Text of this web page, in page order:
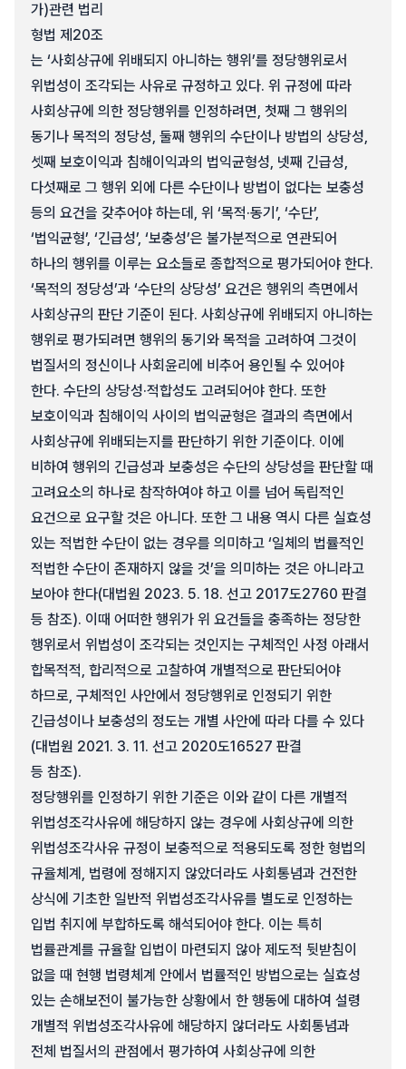
가)관련 법리
형법 제20조
는 ‘사회상규에 위배되지 아니하는 행위’를 정당행위로서
위법성이 조각되는 사유로 규정하고 있다. 위 규정에 따라
사회상규에 의한 정당행위를 인정하려면, 첫째 그 행위의
동기나 목적의 정당성, 둘째 행위의 수단이나 방법의 상당성,
셋째 보호이익과 침해이익과의 법익균형성, 넷째 긴급성,
다섯째로 그 행위 외에 다른 수단이나 방법이 없다는 보충성
등의 요건을 갖추어야 하는데, 위 ‘목적·동기’, ‘수단’,
‘법익균형’, ‘긴급성’, ‘보충성’은 불가분적으로 연관되어
하나의 행위를 이루는 요소들로 종합적으로 평가되어야 한다.
‘목적의 정당성’과 ‘수단의 상당성’ 요건은 행위의 측면에서
사회상규의 판단 기준이 된다. 사회상규에 위배되지 아니하는
행위로 평가되려면 행위의 동기와 목적을 고려하여 그것이
법질서의 정신이나 사회윤리에 비추어 용인될 수 있어야
한다. 수단의 상당성·적합성도 고려되어야 한다. 또한
보호이익과 침해이익 사이의 법익균형은 결과의 측면에서
사회상규에 위배되는지를 판단하기 위한 기준이다. 이에
비하여 행위의 긴급성과 보충성은 수단의 상당성을 판단할 때
고려요소의 하나로 참작하여야 하고 이를 넘어 독립적인
요건으로 요구할 것은 아니다. 또한 그 내용 역시 다른 실효성
있는 적법한 수단이 없는 경우를 의미하고 ‘일체의 법률적인
적법한 수단이 존재하지 않을 것’을 의미하는 것은 아니라고
보아야 한다(대법원 2023. 5. 18. 선고 2017도2760 판결
등 참조). 이때 어떠한 행위가 위 요건들을 충족하는 정당한
행위로서 위법성이 조각되는 것인지는 구체적인 사정 아래서
합목적적, 합리적으로 고찰하여 개별적으로 판단되어야
하므로, 구체적인 사안에서 정당행위로 인정되기 위한
긴급성이나 보충성의 정도는 개별 사안에 따라 다를 수 있다
(대법원 2021. 3. 11. 선고 2020도16527 판결
등 참조).
정당행위를 인정하기 위한 기준은 이와 같이 다른 개별적
위법성조각사유에 해당하지 않는 경우에 사회상규에 의한
위법성조각사유 규정이 보충적으로 적용되도록 정한 형법의
규율체계, 법령에 정해지지 않았더라도 사회통념과 건전한
상식에 기초한 일반적 위법성조각사유를 별도로 인정하는
입법 취지에 부합하도록 해석되어야 한다. 이는 특히
법률관계를 규율할 입법이 마련되지 않아 제도적 뒷받침이
없을 때 현행 법령체계 안에서 법률적인 방법으로는 실효성
있는 손해보전이 불가능한 상황에서 한 행동에 대하여 설령
개별적 위법성조각사유에 해당하지 않더라도 사회통념과
전체 법질서의 관점에서 평가하여 사회상규에 의한